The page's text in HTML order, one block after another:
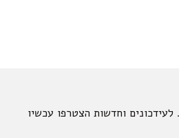
לעידכונים וחדשות הצטרפו עכשיו